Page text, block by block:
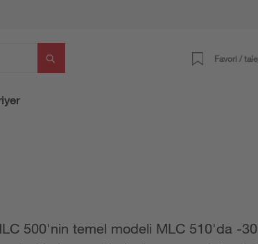
Favori /
500'nin temel modeli MLC 510'da -